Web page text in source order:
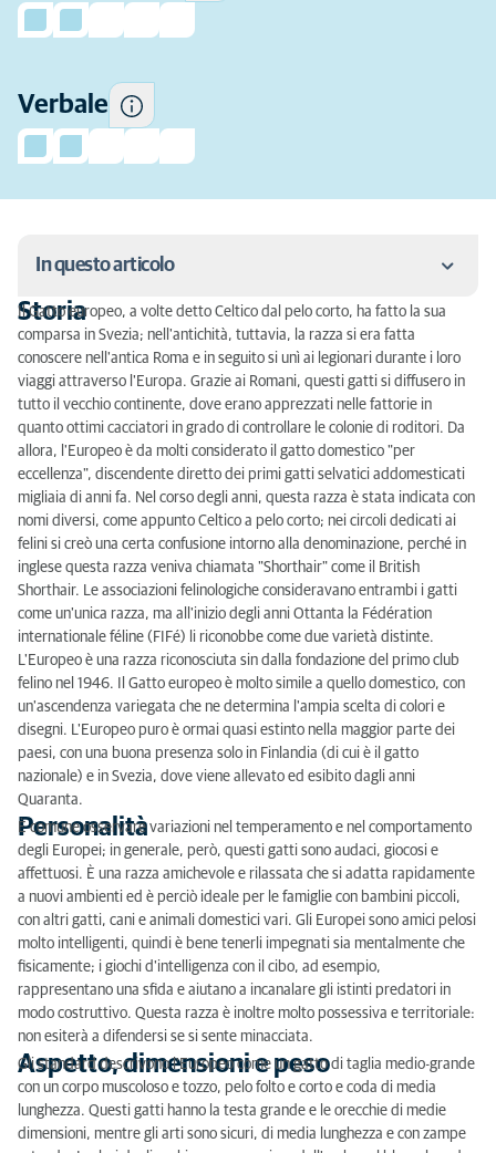
Verbale
In questo articolo
Storia
Personalità
Aspetto, dimensioni e peso
Colore
Cura del pelo
Particolarità della razza
Malattie ereditarie
Alimentazione
Storia
Il Gatto europeo, a volte detto Celtico dal pelo corto, ha fatto la sua
comparsa in Svezia; nell'antichità, tuttavia, la razza si era fatta
conoscere nell'antica Roma e in seguito si unì ai legionari durante i loro
viaggi attraverso l'Europa. Grazie ai Romani, questi gatti si diffusero in
tutto il vecchio continente, dove erano apprezzati nelle fattorie in
quanto ottimi cacciatori in grado di controllare le colonie di roditori. Da
allora, l'Europeo è da molti considerato il gatto domestico "per
eccellenza", discendente diretto dei primi gatti selvatici addomesticati
migliaia di anni fa. Nel corso degli anni, questa razza è stata indicata con
nomi diversi, come appunto Celtico a pelo corto; nei circoli dedicati ai
felini si creò una certa confusione intorno alla denominazione, perché in
inglese questa razza veniva chiamata "Shorthair" come il British
Shorthair. Le associazioni felinologiche consideravano entrambi i gatti
come un'unica razza, ma all'inizio degli anni Ottanta la Fédération
internationale féline (FIFé) li riconobbe come due varietà distinte.
L'Europeo è una razza riconosciuta sin dalla fondazione del primo club
felino nel 1946. Il Gatto europeo è molto simile a quello domestico, con
un'ascendenza variegata che ne determina l'ampia scelta di colori e
disegni. L'Europeo puro è ormai quasi estinto nella maggior parte dei
paesi, con una buona presenza solo in Finlandia (di cui è il gatto
nazionale) e in Svezia, dove viene allevato ed esibito dagli anni
Quaranta.
Personalità
È comune osservare variazioni nel temperamento e nel comportamento
degli Europei; in generale, però, questi gatti sono audaci, giocosi e
affettuosi. È una razza amichevole e rilassata che si adatta rapidamente
a nuovi ambienti ed è perciò ideale per le famiglie con bambini piccoli,
con altri gatti, cani e animali domestici vari. Gli Europei sono amici pelosi
molto intelligenti, quindi è bene tenerli impegnati sia mentalmente che
fisicamente; i giochi d'intelligenza con il cibo, ad esempio,
rappresentano una sfida e aiutano a incanalare gli istinti predatori in
modo costruttivo. Questa razza è inoltre molto possessiva e territoriale:
non esiterà a difendersi se si sente minacciata.
Aspetto, dimensioni e peso
Gli standard descrivono l'Europeo come un gatto di taglia medio-grande
con un corpo muscoloso e tozzo, pelo folto e corto e coda di media
lunghezza. Questi gatti hanno la testa grande e le orecchie di medie
dimensioni, mentre gli arti sono sicuri, di media lunghezza e con zampe